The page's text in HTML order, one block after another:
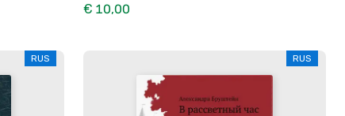
€ 10,00
RUS RUS